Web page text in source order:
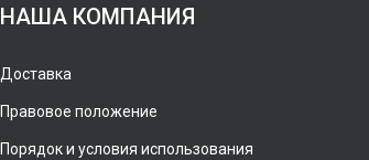
НАША КОМПАНИЯ
Доставка
Правовое положение
Порядок и условия использования